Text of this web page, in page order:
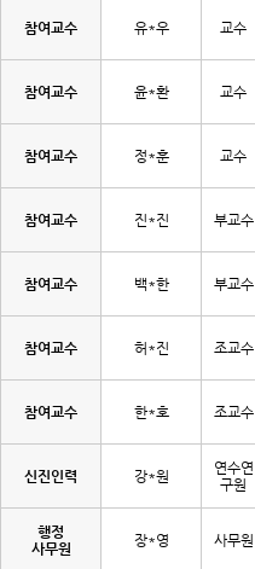
참여교수 유*우 교수
참여교수 윤*환 교수
참여교수 정*훈 교수
참여교수 진*진 부교수
참여교수 백*한 부교수
참여교수 허*진 조교수
참여교수 한*호 조교수
신진인력 강*원
연수연
구원
행정
사무원
장*영 사무원